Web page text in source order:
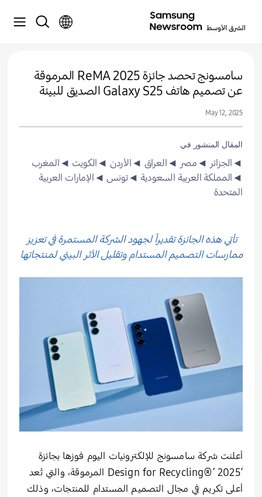
سامسونج تحصد جائزة ReMA 2025 المرموقة
عن تصميم هاتف Galaxy S25 الصديق للبيئة
May 12, 2025
المقال المنشور في
◄الجزائر ◄مصر ◄العراق ◄الأردن ◄الكويت ◄المغرب
◄المملكة العربية السعودية ◄تونس ◄الإمارات العربية
المتحدة
تأتي هذه الجائزة تقديراً لجهود الشركة المستمرة في تعزيز
ممارسات التصميم المستدام وتقليل الأثر البيئي لمنتجاتها
أعلنت شركة سامسونج للإلكترونيات اليوم فوزها بجائزة
‘Design for Recycling®’ 2025 المرموقة، والتي تُعد
أعلى تكريم في مجال التصميم المستدام للمنتجات، وذلك